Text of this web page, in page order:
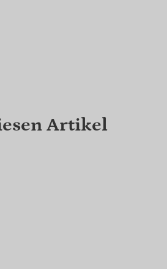
Artikel